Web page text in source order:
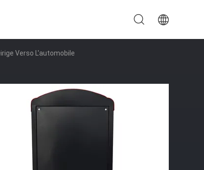
Verso L'automobile